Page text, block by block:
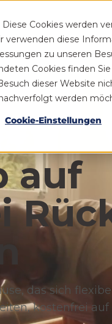
Cookies werden
verwenden diese
zu unseren
Cookies finden
dieser Website
werden
Cookie-Einstellungen
Funktionen
auf
das sich
kostenfrei auf